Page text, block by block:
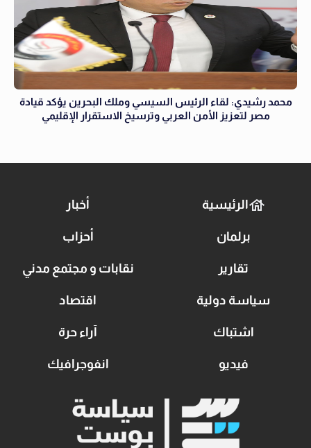
محمد رشيدي: لقاء الرئيس السيسي وملك البحرين يؤكد قيادة
مصر لتعزيز الأمن العربي وترسيخ الاستقرار الإقليمي
الرئيسية أخبار
برلمان أحزاب
تقارير نقابات و مجتمع مدني
سياسة دولية اقتصاد
اشتباك آراء حرة
فيديو انفوجرافيك